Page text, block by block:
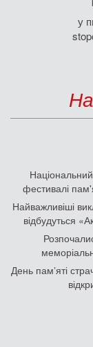
у
фестивалі
Найважливіші
відбудуться
День памʼяті